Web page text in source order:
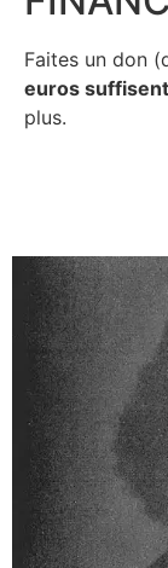
Faites un don
euros suffisent
plus.